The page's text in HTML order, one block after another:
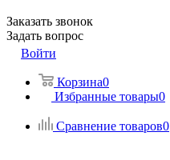
Заказать звонок
Задать вопрос
Войти
Корзина0
Избранные товары0
Сравнение товаров0